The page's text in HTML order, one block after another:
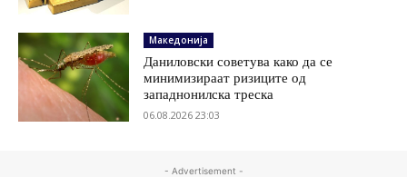
Македонија
Даниловски советува како да се
минимизираат ризиците од
западнонилска треска
06.08.2026 23:03
- Advertisement -